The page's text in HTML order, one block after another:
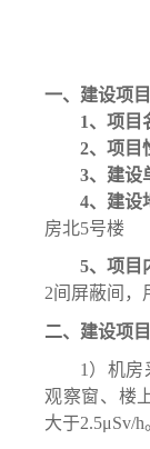
一、建设项目
1、项目
2、项目
3、建设
4、 建设
房北5号楼
5、项目
2间屏蔽间 ，
二、 建设项
1 ）机房
观察窗、楼
大于2.5μSv/h